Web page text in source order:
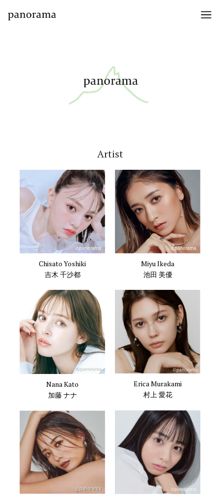
Artist
Chisato Yoshiki
吉木 千沙都
Miyu Ikeda
池田 美優
Nana Kato
加藤 ナナ
Erica Murakami
村上 愛花